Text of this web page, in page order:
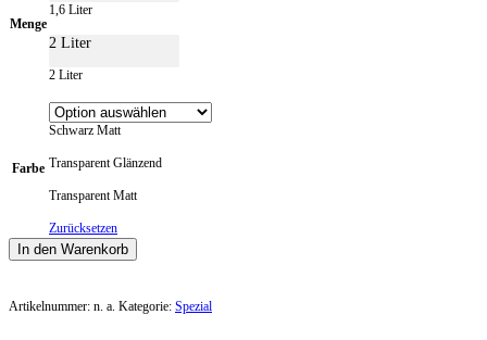
Menge
1,6 Liter
2 Liter
2 Liter
Farbe
Schwarz Matt
Transparent Glänzend
Transparent Matt
Zurücksetzen
In den Warenkorb
Artikelnummer: n. a. Kategorie: Spezial